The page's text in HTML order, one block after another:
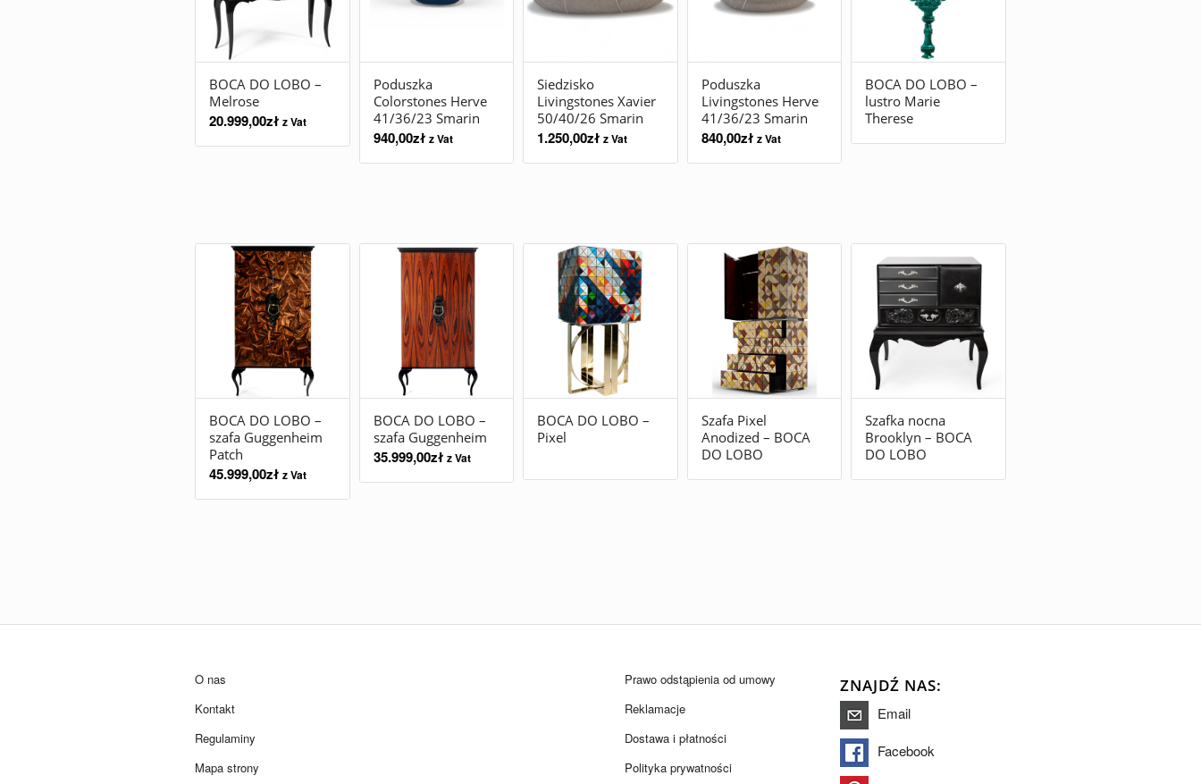
BOCA DO LOBO –
Melrose
20.999,00zł z Vat
Poduszka
Colorstones Herve
41/36/23 Smarin
940,00zł z Vat
Siedzisko
Livingstones Xavier
50/40/26 Smarin
1.250,00zł z Vat
Poduszka
Livingstones Herve
41/36/23 Smarin
840,00zł z Vat
BOCA DO LOBO –
lustro Marie
Therese
BOCA DO LOBO –
szafa Guggenheim
Patch
45.999,00zł z Vat
BOCA DO LOBO –
szafa Guggenheim
35.999,00zł z Vat
BOCA DO LOBO –
Pixel
Szafa Pixel
Anodized – BOCA
DO LOBO
Szafka nocna
Brooklyn – BOCA
DO LOBO
O nas
Kontakt
Regulaminy
Mapa strony
Prawo odstąpienia od umowy
Reklamacje
Dostawa i płatności
Polityka prywatności
ZNAJDŹ NAS:
Email
Facebook